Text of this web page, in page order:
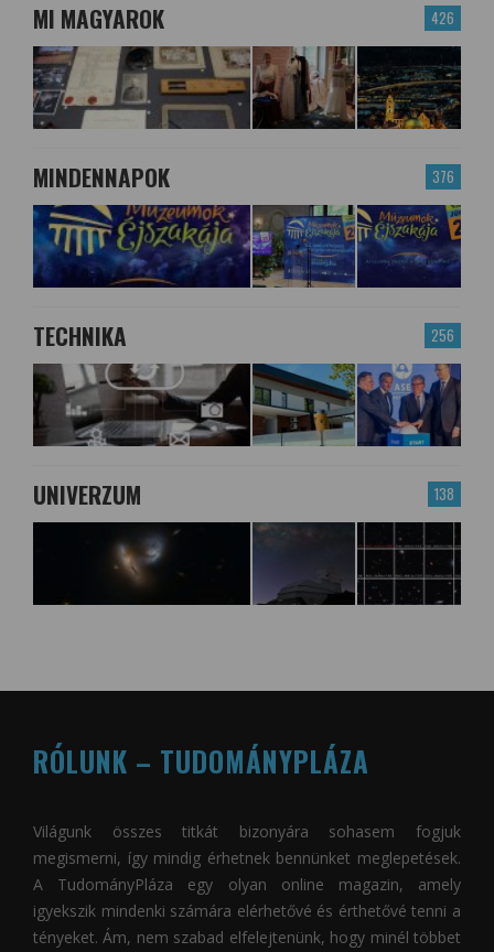
426
MI MAGYAROK
376
MINDENNAPOK
256
TECHNIKA
138
UNIVERZUM
RÓLUNK – TUDOMÁNYPLÁZA
Világunk összes titkát bizonyára sohasem fogjuk
megismerni, így mindig érhetnek bennünket meglepetések.
A TudományPláza egy olyan online magazin, amely
igyekszik mindenki számára elérhetővé és érthetővé tenni a
tényeket. Ám, nem szabad elfelejtenünk, hogy minél többet